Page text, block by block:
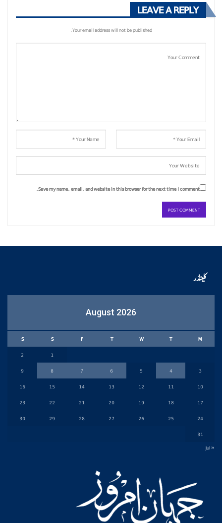
LEAVE A REPLY
Your email address will not be published.
Save my name, email, and website in this browser for the next time I comment.
کلینڈر
August 2026
M
T
W
T
F
S
S
1
2
3
4
5
6
7
8
9
10
11
12
13
14
15
16
17
18
19
20
21
22
23
24
25
26
27
28
29
30
31
« Jul